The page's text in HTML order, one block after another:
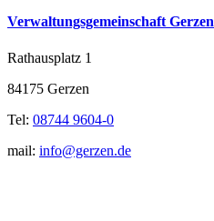
Verwaltungsgemeinschaft Gerzen
Rathausplatz 1
84175 Gerzen
Tel: 08744 9604-0
mail: info@gerzen.de